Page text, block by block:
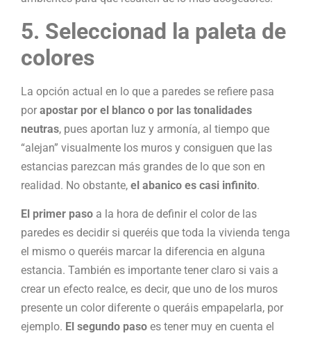
5. Seleccionad la paleta de
colores
La opción actual en lo que a paredes se refiere pasa
por apostar por el blanco o por las tonalidades
neutras, pues aportan luz y armonía, al tiempo que
“alejan” visualmente los muros y consiguen que las
estancias parezcan más grandes de lo que son en
realidad. No obstante, el abanico es casi infinito.
El primer paso a la hora de definir el color de las
paredes es decidir si queréis que toda la vivienda tenga
el mismo o queréis marcar la diferencia en alguna
estancia. También es importante tener claro si vais a
crear un efecto realce, es decir, que uno de los muros
presente un color diferente o queráis empapelarla, por
ejemplo. El segundo paso es tener muy en cuenta el